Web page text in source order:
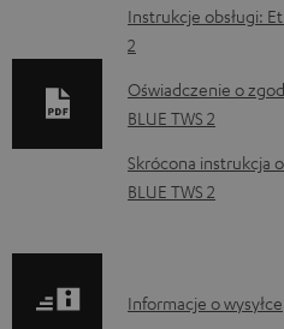
D
o
k
u
m
e
y
Instrukcje obsługi:
2
Oświadczenie o
BLUE TWS 2
Skrócona instrukcja
BLUE TWS 2
IInformacje o wysyłce